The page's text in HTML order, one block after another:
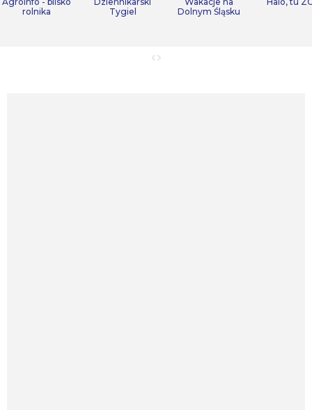
rolnika
Tygiel
Dolnym Śląsku